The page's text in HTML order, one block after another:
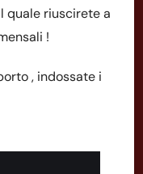
quale riuscirete a
!
, indossate i